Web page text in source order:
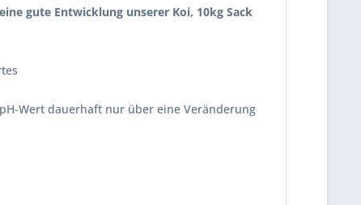
gute Entwicklung unserer Koi, 10kg Sack
Wert dauerhaft nur über eine Veränderung